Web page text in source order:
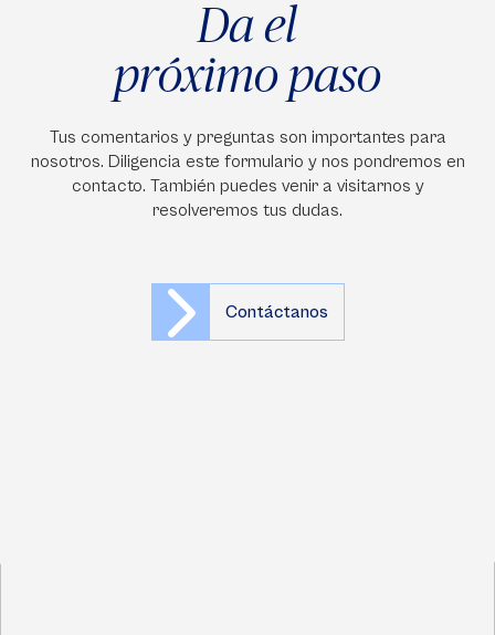
Da el
próximo paso
Tus comentarios y preguntas son importantes para
nosotros. Diligencia este formulario y nos pondremos en
contacto. También puedes venir a visitarnos y
resolveremos tus dudas.
Contáctanos